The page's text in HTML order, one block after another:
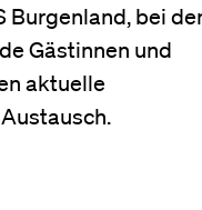
Burgenland, bei
Gästinnen und
aktuelle